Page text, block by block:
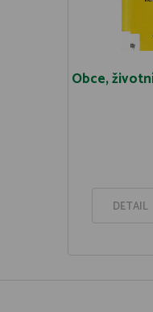
Obce,
DETAIL